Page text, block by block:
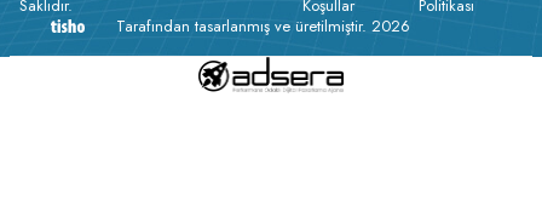
Saklıdır.
Koşullar
Politikası
Tarafından tasarlanmış ve üretilmiştir. 2026